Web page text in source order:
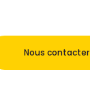
Nous contacter